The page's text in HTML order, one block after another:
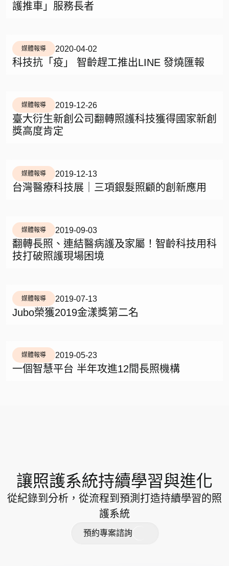
護推車」服務長者
媒體報導 2020-04-02
科技抗「疫」 智齡趕工推出LINE 發燒匯報
媒體報導 2019-12-26
臺大衍生新創公司翻轉照護科技獲得國家新創
獎高度肯定
媒體報導 2019-12-13
台灣醫療科技展｜三項銀髮照顧的創新應用
媒體報導 2019-09-03
翻轉長照、連結醫病護及家屬！智齡科技用科
技打破照護現場困境
媒體報導 2019-07-13
Jubo榮獲2019金漾獎第二名
媒體報導 2019-05-23
一個智慧平台 半年攻進12間長照機構
讓照護系統持續學習與進化
從紀錄到分析，從流程到預測打造持續學習的照
護系統
預約專案諮詢